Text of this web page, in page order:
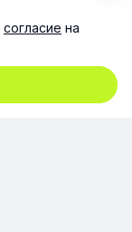
согласие на